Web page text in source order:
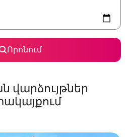
Որոնում
վարձույթներ